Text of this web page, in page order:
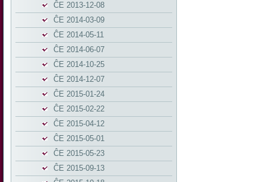
ĈE 2013-12-08
ĈE 2014-03-09
ĈE 2014-05-11
ĈE 2014-06-07
ĈE 2014-10-25
ĈE 2014-12-07
ĈE 2015-01-24
ĈE 2015-02-22
ĈE 2015-04-12
ĈE 2015-05-01
ĈE 2015-05-23
ĈE 2015-09-13